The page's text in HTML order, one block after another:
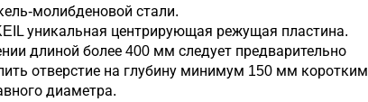
молибденовой стали.
уникальная центрирующая режущая пластина.
длиной более 400 мм следует предварительно
отверстие на глубину минимум 150 мм коротким
диаметра.